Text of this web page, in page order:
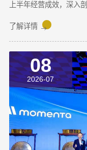
上半年经营成效，深入
年。湘江集团党委副书
了上半年业务拓展、指
结合分管领域，交流工
共识，为下半年协同作
半年公司经营效益稳中
27.6%；利润总额达
续向好，金融资产浮盈
能力的支撑作用进一步
局初步形成；直投项目
展；湘江基金小镇二期
了解详情
08
2026-07